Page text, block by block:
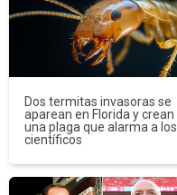
Dos termitas invasoras se
aparean en Florida y crean
una plaga que alarma a los
científicos